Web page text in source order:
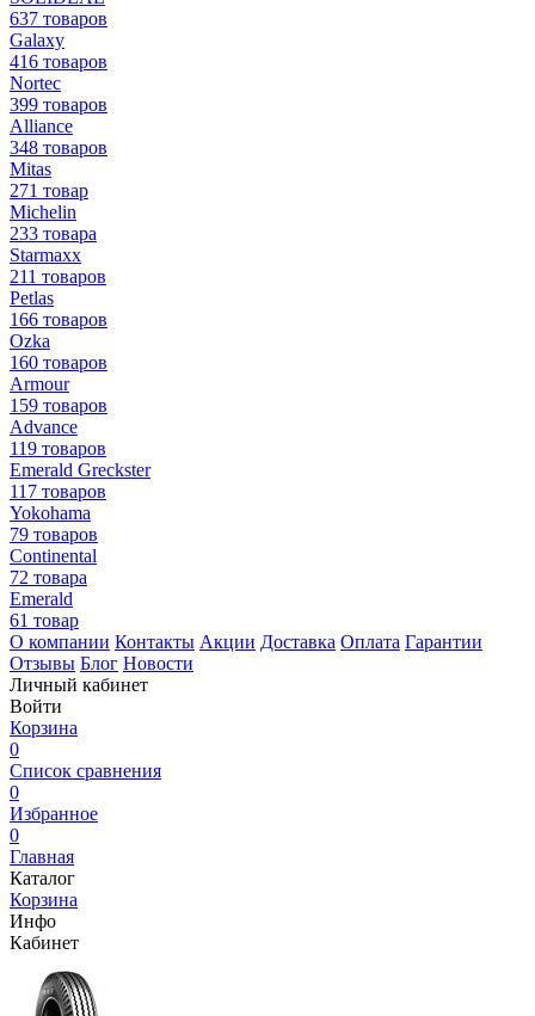
637 товаров
Galaxy
416 товаров
Nortec
399 товаров
Alliance
348 товаров
Mitas
271 товар
Michelin
233 товара
Starmaxx
211 товаров
Petlas
166 товаров
Ozka
160 товаров
Armour
159 товаров
Advance
119 товаров
Emerald Greckster
117 товаров
Yokohama
79 товаров
Continental
72 товара
Emerald
61 товар
О компании Контакты Акции Доставка Оплата Гарантии
Отзывы Блог Новости
Личный кабинет
Войти
Корзина
0
Список сравнения
0
Избранное
0
Главная
Каталог
Корзина
Инфо
Кабинет